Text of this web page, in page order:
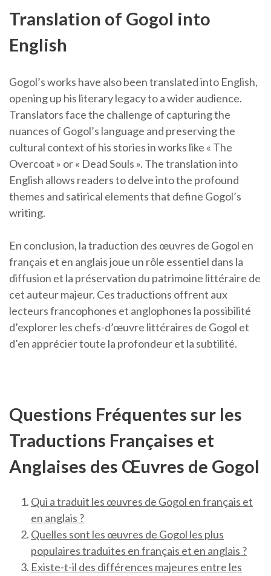
Translation of Gogol into
English
Gogol’s works have also been translated into English,
opening up his literary legacy to a wider audience.
Translators face the challenge of capturing the
nuances of Gogol’s language and preserving the
cultural context of his stories in works like « The
Overcoat » or « Dead Souls ». The translation into
English allows readers to delve into the profound
themes and satirical elements that define Gogol’s
writing.
En conclusion, la traduction des œuvres de Gogol en
français et en anglais joue un rôle essentiel dans la
diffusion et la préservation du patrimoine littéraire de
cet auteur majeur. Ces traductions offrent aux
lecteurs francophones et anglophones la possibilité
d’explorer les chefs-d’œuvre littéraires de Gogol et
d’en apprécier toute la profondeur et la subtilité.
Questions Fréquentes sur les
Traductions Françaises et
Anglaises des Œuvres de Gogol
Qui a traduit les œuvres de Gogol en français et
en anglais ?
Quelles sont les œuvres de Gogol les plus
populaires traduites en français et en anglais ?
Existe-t-il des différences majeures entre les